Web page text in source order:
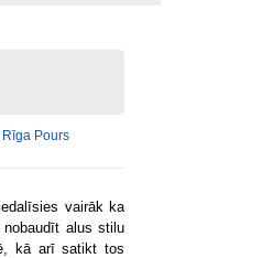
Rīga Pours
vairāk ka
alus stilu
kā arī satikt tos